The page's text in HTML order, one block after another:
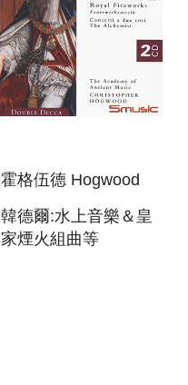
霍格伍德 Hogwood
韓德爾:水上音樂＆皇
家煙火組曲等